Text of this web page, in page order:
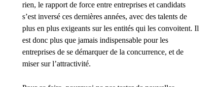
rien, le rapport de force entre entreprises et candidats
s’est inversé ces dernières années, avec des talents de
plus en plus exigeants sur les entités qui les convoitent. Il
est donc plus que jamais indispensable pour les
entreprises de se démarquer de la concurrence, et de
miser sur l’attractivité.